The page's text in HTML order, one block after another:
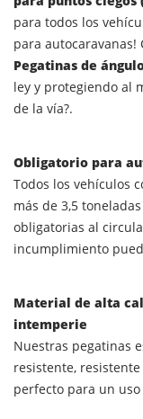
para todos los
para autocaravanas!
Pegatinas de
ley y protegiendo al
de la vía?.
Obligatorio para
Todos los vehículos
más de 3,5
obligatorias al
incumplimiento
Material de alta
intemperie
Nuestras pegatinas
resistente,
perfecto para un